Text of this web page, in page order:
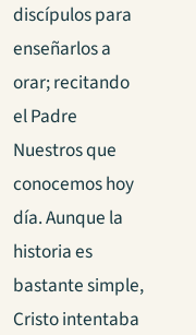
discípulos para
enseñarlos a
orar; recitando
el Padre
Nuestros que
conocemos hoy
día. Aunque la
historia es
bastante simple,
Cristo intentaba